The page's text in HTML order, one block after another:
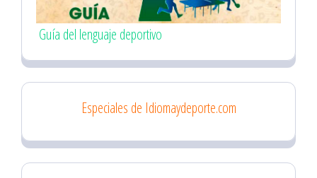
Guía del lenguaje deportivo
Especiales de Idiomaydeporte.com